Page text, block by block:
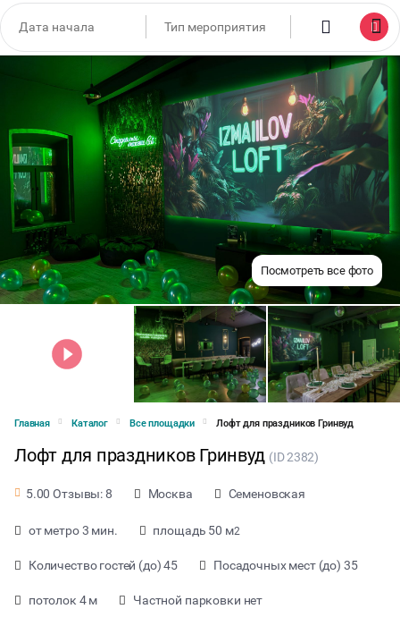
Посмотреть все фото
Главная Каталог Все площадки Лофт для праздников Гринвуд
Лофт для праздников Гринвуд (ID 2382)
5.00 Отзывы: 8 Москва Семеновская
от метро 3 мин. площадь 50 м2
Количество гостей (до) 45 Посадочных мест (до) 35
потолок 4 м Частной парковки нет